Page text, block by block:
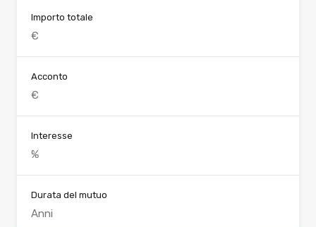
Importo totale
Acconto
Interesse
Durata del mutuo